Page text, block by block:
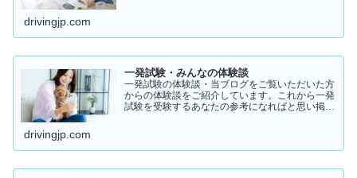
drivingjp.com
一発試験・みんなの体験談
一発試験の体験談・当ブログをご覧いただいた方
からの体験談をご紹介しています。これから一発
試験を受験するあなたの参考になればと思い掲載
drivingjp.com